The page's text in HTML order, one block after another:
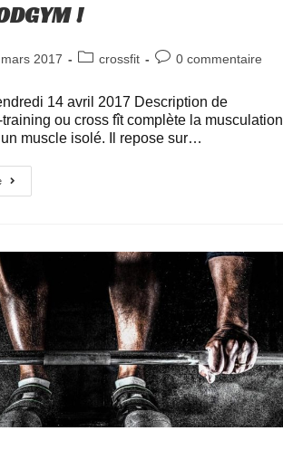
!
2017 crossfit 0 commentaire
14 avril 2017 Description de
training ou cross fît complète la musculation
muscle isolé. Il repose sur…